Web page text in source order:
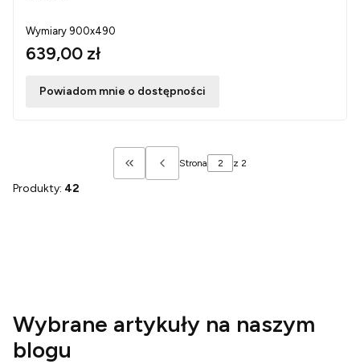
Wymiary 900x490
639,00 zł
Powiadom mnie o dostępności
Wróć do pierwszej strony z produktami
Strona z 2
Produkty: 42
Wybrane artykuły na naszym
blogu